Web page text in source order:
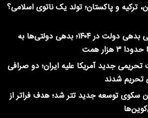
ترکیه و پاکستان؛ تولد یک ناتوی اسلامی؟
رکوردزنی بدهی دولت در ۱۴۰۴؛ بدهی دولتی‌ها به
۳ هزار همت
جدید آمریکا علیه ایران؛ دو صرافی
تحریم شدند
سکوی توسعه جدید تتر شد؛ هدف فراتر از